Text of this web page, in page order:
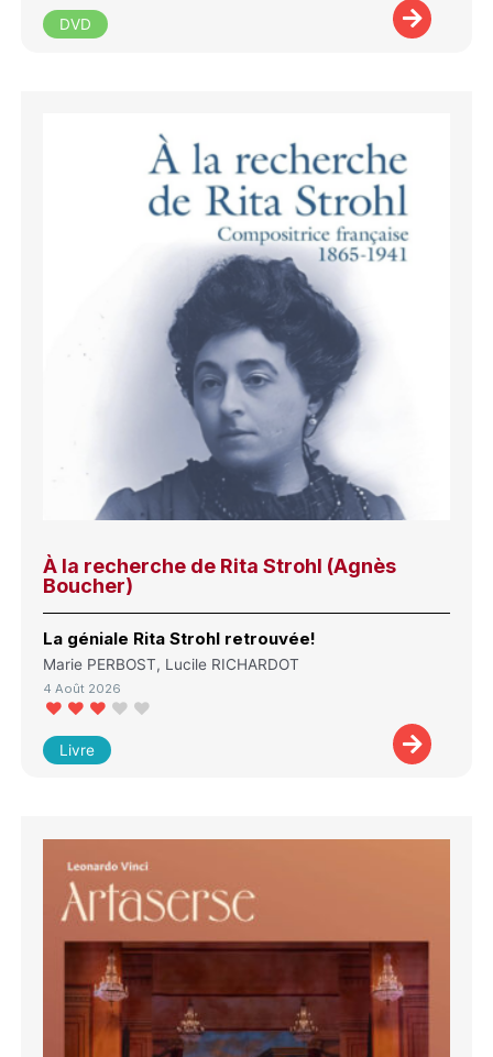
DVD
À la recherche de Rita Strohl (Agnès
Boucher)
La géniale Rita Strohl retrouvée!
Marie PERBOST, Lucile RICHARDOT
4 Août 2026
Livre